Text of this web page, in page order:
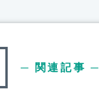
─ 関連記事 ─